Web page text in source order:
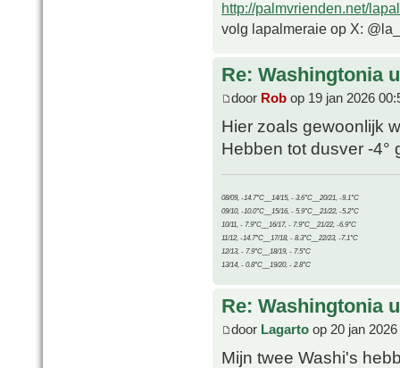
http://palmvrienden.net/
volg lapalmeraie op X:
Re: Washingtonia
door Rob op 19 jan 2026
Hier zoals gewoonlijk
Hebben tot dusver -4°
08/09, -14.7°C__14/15, - 3.6°C__20/21, -9.1°C
09/10, -10.0°C__15/16, - 5.9°C__21/22, -5.2°C
10/11, - 7.9°C__16/17, - 7.9°C__21/22, -6.9°C
11/12, -14.7°C__17/18, - 8.3°C__22/23, -7.1°C
12/13, - 7.9°C__18/19, - 7.5°C
13/14, - 0.8°C__19/20, - 2.8°C
Re: Washingtonia
door Lagarto op 20 jan 2026
Mijn twee Washi's